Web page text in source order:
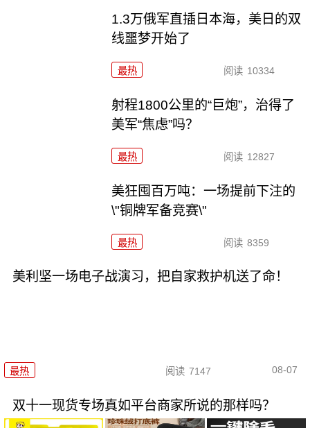
1.3万俄军直插日本海，美日的双
线噩梦开始了
最热 阅读 10334
射程1800公里的“巨炮”，治得了
美军“焦虑”吗？
最热 阅读 12827
美狂囤百万吨：一场提前下注的
\"铜牌军备竞赛\"
最热 阅读 8359
美利坚一场电子战演习，把自家救护机送了命！
最热 阅读 7147 08-07
双十一现货专场真如平台商家所说的那样吗？